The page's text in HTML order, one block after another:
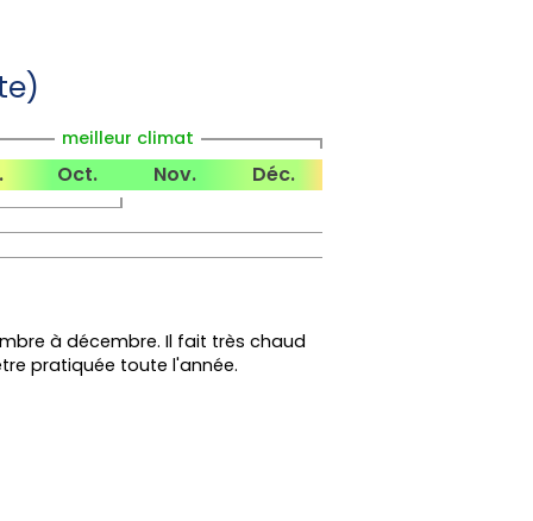
meilleur climat
Oct. Nov. Déc.
à décembre. Il fait très chaud
pratiquée toute l'année.